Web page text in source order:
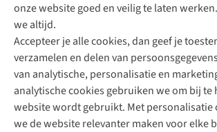
onze website goed en veilig te laten
we altijd.
Accepteer je alle cookies, dan geef je
verzamelen en delen van
van analytische, personalisatie en
analytische cookies gebruiken we om bij te
website wordt gebruikt. Met personalisatie
we de website relevanter maken voor elke
Direct advies van een Buitenexpert
+31 (0)85 888 50 88
+31 6 12 28 49 80
Contactformulier